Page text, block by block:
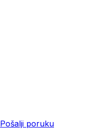
Pošalji poruku